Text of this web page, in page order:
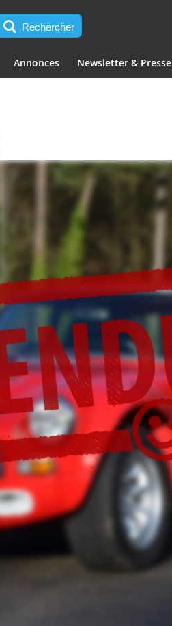
Rechercher
Annonces Newsletter & Presse